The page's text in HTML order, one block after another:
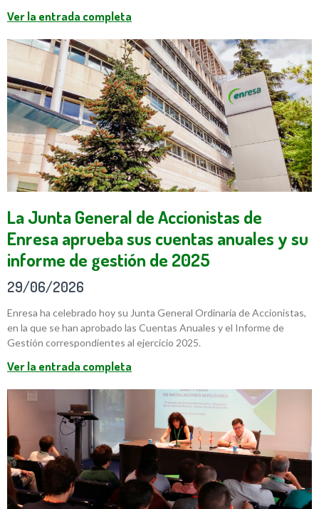
Ver la entrada completa
La Junta General de Accionistas de
Enresa aprueba sus cuentas anuales y su
informe de gestión de 2025
29/06/2026
Enresa ha celebrado hoy su Junta General Ordinaria de Accionistas,
en la que se han aprobado las Cuentas Anuales y el Informe de
Gestión correspondientes al ejercicio 2025.
Ver la entrada completa